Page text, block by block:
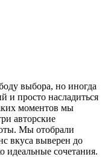
выбора, но иногда
и просто насладиться
моментов мы
авторские
Мы отобрали
вкуса выверен до
идеальные сочетания.